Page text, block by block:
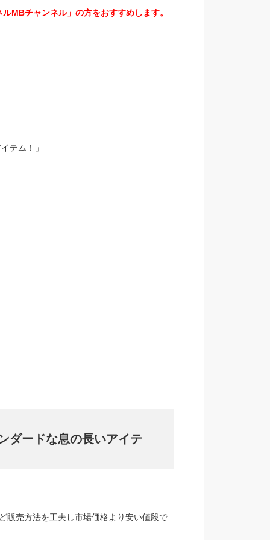
MBチャンネル」の方をおすすめします。
テム！」
ダードな息の長いアイテ
販売方法を工夫し市場価格より安い値段で